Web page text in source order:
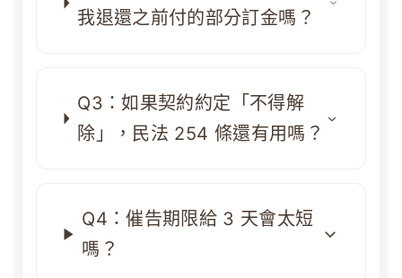
我退還之前付的部分訂金嗎？
Q3：如果契約約定「不得解
除」，民法 254 條還有用嗎？
Q4：催告期限給 3 天會太短
嗎？